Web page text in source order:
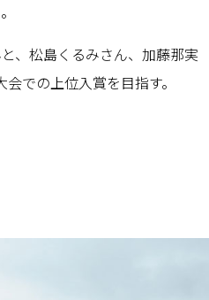
、松島くるみさん、加藤那実
での上位入賞を目指す。